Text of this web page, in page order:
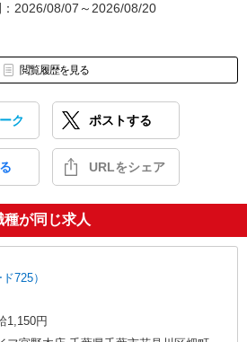
2026/08/07～2026/08/20
閲覧履歴を見る
ク ポストする
URLをシェア
が同じ求人
725）
1,150円